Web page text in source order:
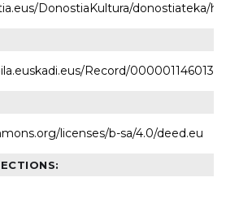
DonostiaKultura/donostiateka/
Record/000001146013
licenses/b-sa/4.0/deed.eu